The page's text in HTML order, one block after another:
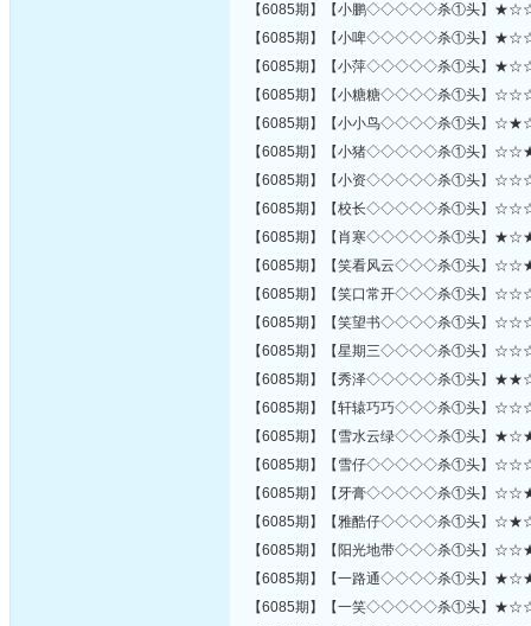
【6085期】【小鹏◇◇◇◇◇杀①
【6085期】【小啤◇◇◇◇◇杀①
【6085期】【小萍◇◇◇◇◇杀①
【6085期】【小糖糖◇◇◇◇杀
【6085期】【小小鸟◇◇◇◇杀
【6085期】【小猪◇◇◇◇◇杀①
【6085期】【小资◇◇◇◇◇杀①
【6085期】【校长◇◇◇◇◇杀①
【6085期】【肖寒◇◇◇◇◇杀①
【6085期】【笑看风云◇◇◇杀
【6085期】【笑口常开◇◇◇杀
【6085期】【笑望书◇◇◇◇杀
【6085期】【星期三◇◇◇◇杀
【6085期】【秀泽◇◇◇◇◇杀①
【6085期】【轩辕巧巧◇◇◇杀
【6085期】【雪水云绿◇◇◇杀
【6085期】【雪仔◇◇◇◇◇杀①
【6085期】【牙膏◇◇◇◇◇杀①
【6085期】【雅酷仔◇◇◇◇杀
【6085期】【阳光地带◇◇◇杀
【6085期】【一路通◇◇◇◇杀
【6085期】【一笑◇◇◇◇◇杀①